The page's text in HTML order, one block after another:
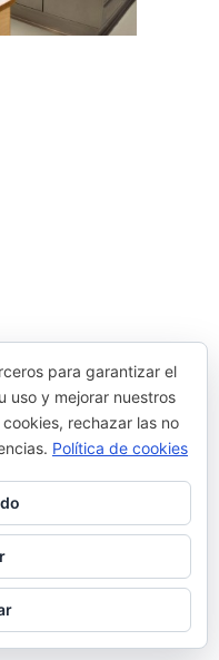
para garantizar el
uso y mejorar nuestros
rechazar las no
Política de cookies